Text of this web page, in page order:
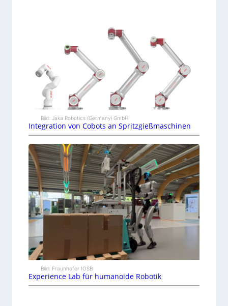
Bild: Jaka Robotics (Germany) GmbH
Integration von Cobots an Spritzgießmaschinen
Bild: Fraunhofer IOSB
Experience Lab für humanoide Robotik